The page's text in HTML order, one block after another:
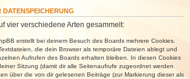
vier verschiedene Arten gesammelt:
erstellt bei deinem Besuch des Boards mehrere Cookies.
die dein Browser als temporäre Dateien ablegt und
Aufrufen des Boards erhalten bleiben. In diesen Cookies
Sitzung (damit dir alle Seitenaufrufe zugeordnet werden
über die von dir gelesenen Beiträge (zur Markierung dieser als